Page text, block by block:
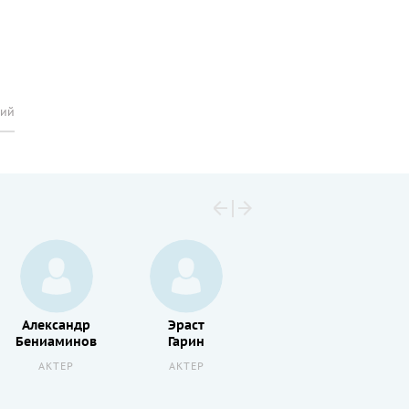
Александр
Бениаминов
АКТЕР
Эраст
Гарин
АКТЕР